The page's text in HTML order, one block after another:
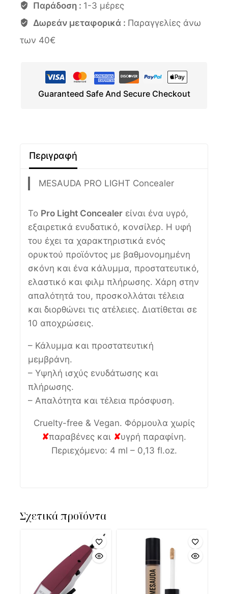
Παράδοση : 1-3 μέρες
Δωρεάν μεταφορικά : Παραγγελίες άνω
των 40€
Guaranteed Safe And Secure Checkout
Περιγραφή
MESAUDA PRO LIGHT Concealer
Το Pro Light Concealer είναι ένα υγρό,
εξαιρετικά ενυδατικό, κονσίλερ. Η υφή
του έχει τα χαρακτηριστικά ενός
ορυκτού προϊόντος με βαθμονομημένη
σκόνη και ένα κάλυμμα, προστατευτικό,
ελαστικό και φιλμ πλήρωσης. Χάρη στην
απαλότητά του, προσκολλάται τέλεια
και διορθώνει τις ατέλειες. Διατίθεται σε
10 αποχρώσεις.
– Κάλυμμα και προστατευτική
μεμβράνη.
– Υψηλή ισχύς ενυδάτωσης και
πλήρωσης.
– Απαλότητα και τέλεια πρόσφυση.
Cruelty-free & Vegan. Φόρμουλα χωρίς
✘παραβένες και ✘υγρή παραφίνη.
Περιεχόμενο: 4 ml – 0,13 fl.oz.
Σχετικά προϊόντα